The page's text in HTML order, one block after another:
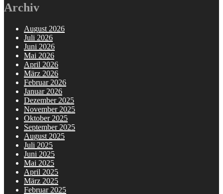
Archiv
August 2026
Juli 2026
Juni 2026
Mai 2026
April 2026
März 2026
Februar 2026
Januar 2026
Dezember 2025
November 2025
Oktober 2025
September 2025
August 2025
Juli 2025
Juni 2025
Mai 2025
April 2025
März 2025
Februar 2025